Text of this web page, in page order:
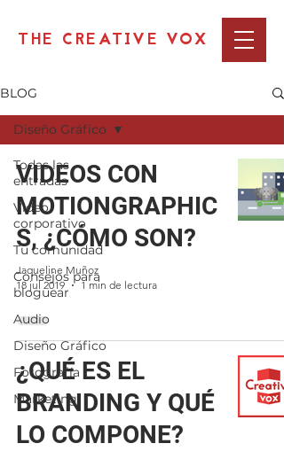
THE CREATIVE VOX
BLOG
Todas las
entradas
Video
corporativo
Tu comunidad
Consejos para
bloguear
Audio
Diseño Gráfico
Fotografía
Marketing
Diseño Gráfico
VIDEOS CON
MOTIONGRAPHIC
S, ¿CÓMO SON?
Jaqueline Muñoz
18 jul 2019
1 min de lectura
¿QUÉ ES EL
BRANDING Y QUÉ
LO COMPONE?